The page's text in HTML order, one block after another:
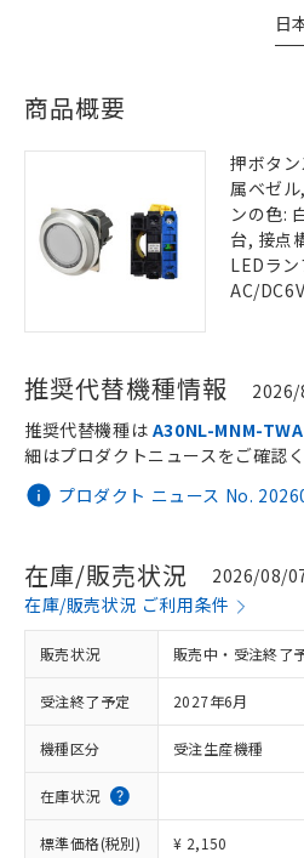
日
商品概要
押ボタ
属ベゼ
ンの色:
台, 接点
LEDラ
AC/DC6V
推奨代替機種情報 2026/
プロダクト ニュース No.
推奨代替機種は A30NL-MNM-
細はプロダクトニュースをご確認く
在庫/販売状況
2026/08/
在庫/販売状況 ご利用条件
販売状況 販売中・受注終了
受注終了予定 2027年6月
機種区分 受注生産機種
在庫状況
標準価格(税別) ¥ 2,150